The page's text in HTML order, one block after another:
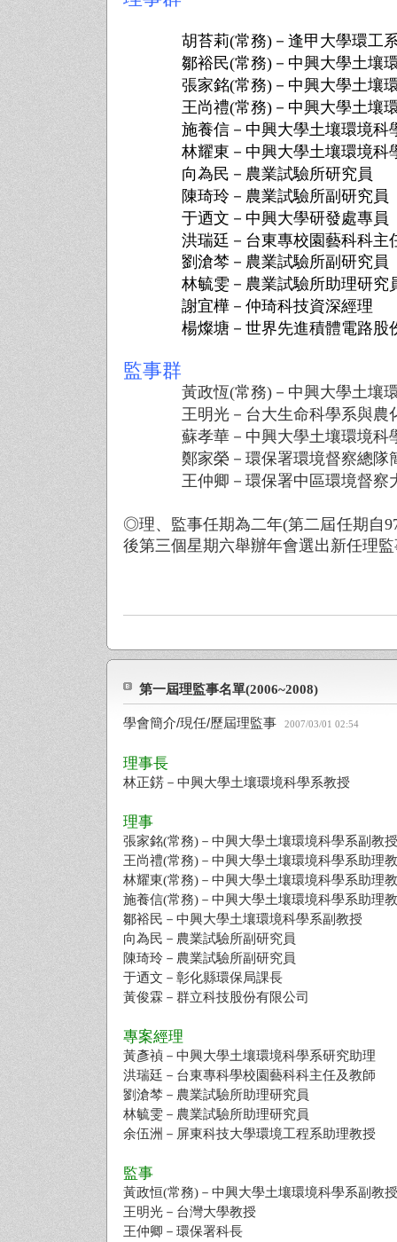
胡苔莉(常務)－逢甲大學環工
鄒裕民(常務)－中興大學土壤
張家銘(常務)－中興大學土壤
王尚禮(常務)－中興大學土壤
施養信－中興大學土壤環境科
林耀東－中興大學土壤環境科
向為民－農業試驗所研究員
陳琦玲－農業試驗所副 研究員
于迺文－中興大學研發處專員
洪瑞廷－台東專校園藝科科主
劉滄棽 －農業試驗所副 研究員
林毓雯－農業試驗所助理研究
謝宜樺－仲琦科技資深經理
楊燦塘－世界先進積體電路股
監事群
黃政恆(常務) －中興大學土壤
王明光－台大生命科學系與農
蘇孝華－中興大學土壤環境科
鄭家榮－環保署環境督察總隊
王仲卿－環保署中區環境督察
◎理、監事任期為二年(第二屆任期自
後第三個星期六舉辦年會選出新任理
第一屆理監事名單(2006~2008)
學會簡介/現任/歷屆理監事 2007/03/01 02:54
理事長
林正錺 －中興大學土壤環境科學系教授
理事
張家銘(常務)－中興大學土壤環境科學系副教授
王尚禮(常務)－中興大學土壤環境科學系助理
林耀東(常務)－中興大學土壤環境科學系助理
施養信(常務)－中興大學土壤環境科學系助理
鄒裕民－中興大學土壤環境科學系副教授
向為民－農業試驗所副研究員
陳琦玲－農業試驗所副研究員
于迺文－彰化縣環保局課長
黃俊霖－群立科技股份有限公司
專案經理
黃彥禎－中興大學土壤環境科學系研究助理
洪瑞廷－台東專科學校園藝科科主任及教師
劉滄棽－農業試驗所助理研究員
林毓雯－農業試驗所助理研究員
余伍洲－屏東科技大學環境工程系助理教授
監事
黃政恒(常務)－中興大學土壤環境科學系副教授
王明光－台灣大學教授
王仲卿－環保署科長